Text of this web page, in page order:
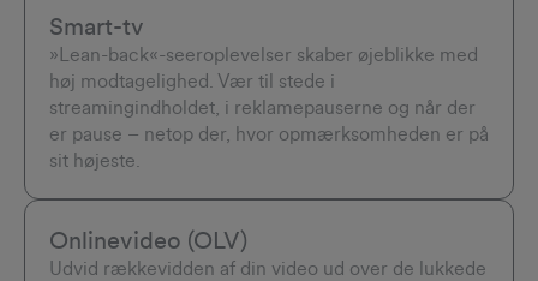
Smart-tv
»Lean-back«-seeroplevelser skaber øjeblikke med
høj modtagelighed. Vær til stede i
streamingindholdet, i reklamepauserne og når der
er pause – netop der, hvor opmærksomheden er på
sit højeste.
Onlinevideo (OLV)
Udvid rækkevidden af din video ud over de lukkede